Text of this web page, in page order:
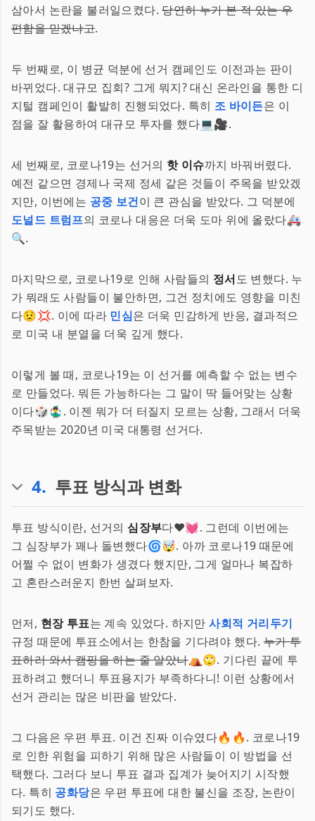
삼아서 논란을 불러일으켰다.당연히 누가 본 적 있는 우
편함을 믿겠냐고.
두 번째로, 이 병균 덕분에 선거 캠페인도 이전과는 판이
바뀌었다. 대규모 집회? 그게 뭐지? 대신 온라인을 통한 디
지털 캠페인이 활발히 진행되었다. 특히 조 바이든은 이
점을 잘 활용하여 대규모 투자를 했다💻🎥.
세 번째로, 코로나19는 선거의 핫 이슈까지 바꿔버렸다.
예전 같으면 경제나 국제 정세 같은 것들이 주목을 받았겠
지만, 이번에는 공중 보건이 큰 관심을 받았다. 그 덕분에
도널드 트럼프의 코로나 대응은 더욱 도마 위에 올랐다🚑
🔍.
마지막으로, 코로나19로 인해 사람들의 정서도 변했다. 누
가 뭐래도 사람들이 불안하면, 그건 정치에도 영향을 미친
다😟💢. 이에 따라 민심은 더욱 민감하게 반응, 결과적으
로 미국 내 분열을 더욱 깊게 했다.
이렇게 볼 때, 코로나19는 이 선거를 예측할 수 없는 변수
로 만들었다. 뭐든 가능하다는 그 말이 딱 들어맞는 상황
이다🎲🤹‍♂️. 이젠 뭐가 더 터질지 모르는 상황, 그래서 더욱
주목받는 2020년 미국 대통령 선거다.
4. 투표 방식과 변화
투표 방식이란, 선거의 심장부다❤️💓. 그런데 이번에는
그 심장부가 꽤나 돌변했다🌀🤯. 아까 코로나19 때문에
어쩔 수 없이 변화가 생겼다 했지만, 그게 얼마나 복잡하
고 혼란스러운지 한번 살펴보자.
먼저, 현장 투표는 계속 있었다. 하지만사회적 거리두기
규정 때문에 투표소에서는 한참을 기다려야 했다.누가 투
표하러 와서 캠핑을 하는 줄 알았나⛺️🙄. 기다린 끝에 투
표하려고 했더니 투표용지가 부족하다니! 이런 상황에서
선거 관리는 많은 비판을 받았다.
그 다음은 우편 투표. 이건 진짜 이슈였다🔥🔥. 코로나19
로 인한 위험을 피하기 위해 많은 사람들이 이 방법을 선
택했다. 그러다 보니 투표 결과 집계가 늦어지기 시작했
다. 특히 공화당은 우편 투표에 대한 불신을 조장, 논란이
되기도 했다.